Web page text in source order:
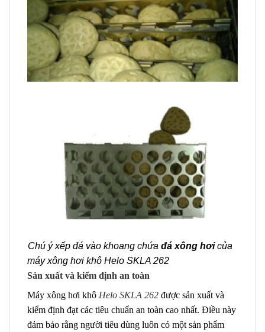
Chú ý xếp đá vào khoang chứa đá xông hơicủa
máy xông hơi khô Helo SKLA 262
Sản xuất và kiểm định an toàn
Máy xông hơi khô Helo SKLA 262 được sản xuất và
kiểm định đạt các tiêu chuẩn an toàn cao nhất. Điều này
đảm bảo rằng người tiêu dùng luôn có một sản phẩm